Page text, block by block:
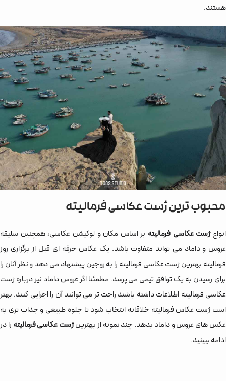
هستند.
محبوب ترین ژست عکاسی فرمالیته
انواعژست عکاسی فرمالیته بر اساس مکان و لوکیشن عکاسی، همچنین سلیقه
عروس و داماد می تواند متفاوت باشد. یک عکاس حرفه ای قبل از برگزاری روز
فرمالیته بهترین ژست عکاسی فرمالیته را به زوجین پیشنهاد می دهد و نظر آنان را
برای رسیدن به یک توافق تیمی می پرسد. مطمئنا اگر عروس داماد نیز درباره ژست
عکاسی فرمالیته اطلاعات داشته باشند راحت تر می توانند آن را اجرایی کنند. بهتر
است ژست عکاس فرمالیته خلاقانه انتخاب شود تا جلوه طبیعی و جذاب تری به
عکس های عروس و داماد بدهد. چند نمونه از بهترینژست عکاسی فرمالیته را در
ادامه ببینید.